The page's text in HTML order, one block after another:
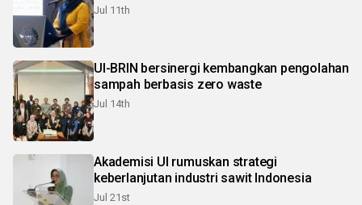
Jul 11th
UI-BRIN bersinergi kembangkan pengolahan
sampah berbasis zero waste
Jul 14th
Akademisi UI rumuskan strategi
keberlanjutan industri sawit Indonesia
Jul 21st